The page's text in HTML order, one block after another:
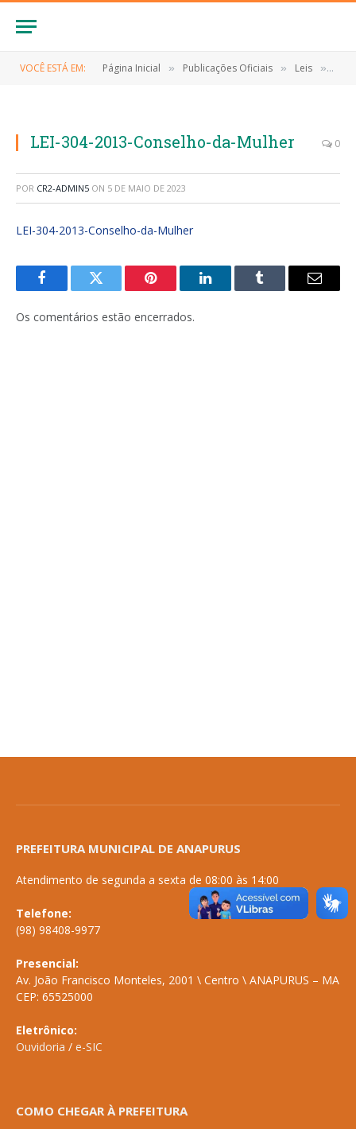
VOCÊ ESTÁ EM: Página Inicial » Publicações Oficiais » Leis »
LEI-304-2013-Conselho-da-Mulher 0
POR CR2-ADMIN5 ON 5 DE MAIO DE 2023
LEI-304-2013-Conselho-da-Mulher
FacebookTwitter Pinterest LinkedInTumblr
E-
Os comentários estão encerrados.
PREFEITURA MUNICIPAL DE ANAPURUS
Atendimento de segunda a sexta de 08:00 às 14:00
Telefone:
(98) 98408-9977
Presencial:
Av. João Francisco Monteles, 2001 \ Centro \ ANAPURUS – MA
CEP: 65525000
Eletrônico:
Ouvidoria / e-SIC
COMO CHEGAR À PREFEITURA